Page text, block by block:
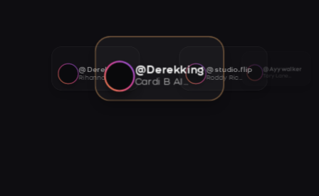
@Derekking
Cardi B AI voice
@studio.flip
Roddy Ricch AI voice
@Ayywalker
@Derekking
Rihanna AI voice